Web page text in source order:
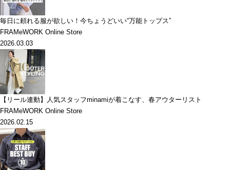
毎日に頼れる服が欲しい！今ちょうどいい“万能トップス”
FRAMeWORK Online Store
2026.03.03
【リール連動】人気スタッフminamiが着こなす、春アウターリスト
FRAMeWORK Online Store
2026.02.15